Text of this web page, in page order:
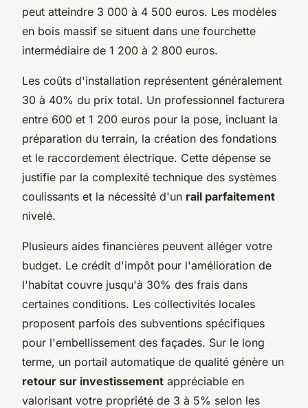
peut atteindre 3 000 à 4 500 euros. Les modèles
en bois massif se situent dans une fourchette
intermédiaire de 1 200 à 2 800 euros.
Les coûts d'installation représentent généralement
30 à 40% du prix total. Un professionnel facturera
entre 600 et 1 200 euros pour la pose, incluant la
préparation du terrain, la création des fondations
et le raccordement électrique. Cette dépense se
justifie par la complexité technique des systèmes
coulissants et la nécessité d'un rail parfaitement
nivelé.
Plusieurs aides financières peuvent alléger votre
budget. Le crédit d'impôt pour l'amélioration de
l'habitat couvre jusqu'à 30% des frais dans
certaines conditions. Les collectivités locales
proposent parfois des subventions spécifiques
pour l'embellissement des façades. Sur le long
terme, un portail automatique de qualité génère un
retour sur investissement appréciable en
valorisant votre propriété de 3 à 5% selon les